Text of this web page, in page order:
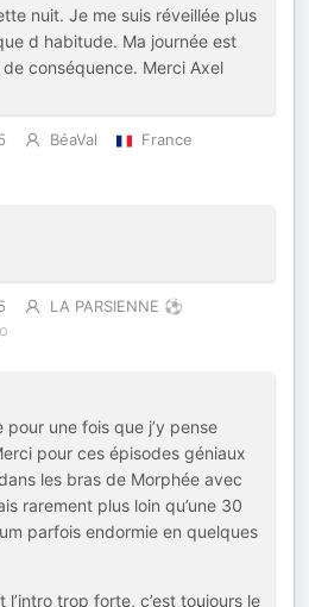
nuit. Je me suis réveillée plus
d habitude. Ma journée est
conséquence. Merci Axel
BéaVal
France
LA PARSIENNE ⚽️
une fois que j’y pense
pour ces épisodes géniaux
les bras de Morphée avec
rarement plus loin qu’une 30
parfois endormie en quelques
trop forte, c’est toujours le